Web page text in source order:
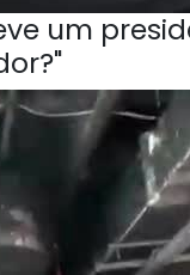
um